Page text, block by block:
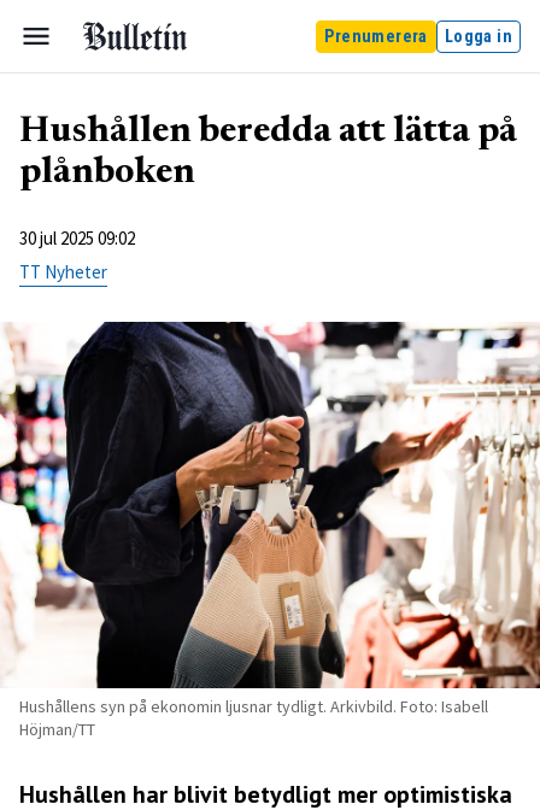
Prenumerera Logga in
Hushållen beredda att lätta på
plånboken
30 jul 2025 09:02
TT Nyheter
Hushållens syn på ekonomin ljusnar tydligt. Arkivbild. Foto: Isabell
Höjman/TT
Hushållen har blivit betydligt mer optimistiska